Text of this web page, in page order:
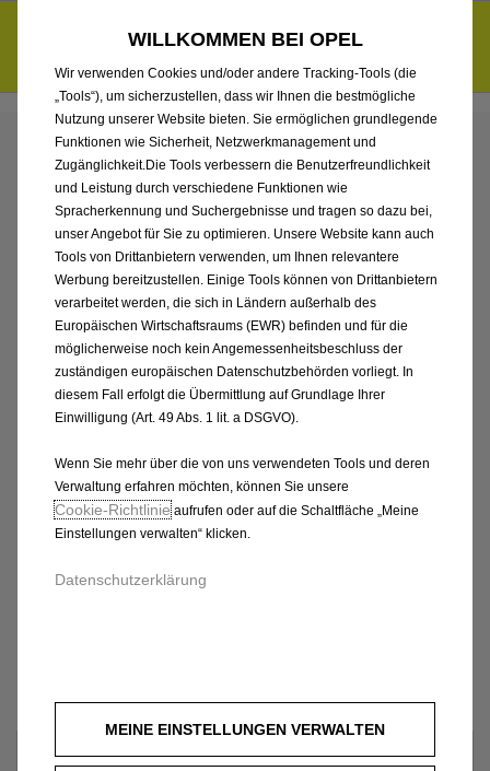
6.000 € staatliche Förderungsprämie für E-Autos und Plug-in-
Hybride. Mehr erfahren >>
ENTDECKEN SIE ALLE
ANGEBOTE IN DASSOW
Welches Fahrzeug möchten Sie?
WILLKOMMEN BEI OPEL
Wir verwenden Cookies und/oder andere Tracking-Tools (die
„Tools“), um sicherzustellen, dass wir Ihnen die bestmögliche
Nutzung unserer Website bieten. Sie ermöglichen grundlegende
Funktionen wie Sicherheit, Netzwerkmanagement und
Zugänglichkeit.Die Tools verbessern die Benutzerfreundlichkeit
und Leistung durch verschiedene Funktionen wie
Spracherkennung und Suchergebnisse und tragen so dazu bei,
unser Angebot für Sie zu optimieren. Unsere Website kann auch
Tools von Drittanbietern verwenden, um Ihnen relevantere
Werbung bereitzustellen. Einige Tools können von Drittanbietern
verarbeitet werden, die sich in Ländern außerhalb des
Europäischen Wirtschaftsraums (EWR) befinden und für die
möglicherweise noch kein Angemessenheitsbeschluss der
zuständigen europäischen Datenschutzbehörden vorliegt. In
diesem Fall erfolgt die Übermittlung auf Grundlage Ihrer
Einwilligung (Art. 49 Abs. 1 lit. a DSGVO).
Wenn Sie mehr über die von uns verwendeten Tools und deren
Verwaltung erfahren möchten, können Sie unsere
Cookie‑Richtlinieaufrufen oder auf die Schaltfläche „Meine
Einstellungen verwalten“ klicken.
Datenschutzerklärung
MEINE EINSTELLUNGEN VERWALTEN